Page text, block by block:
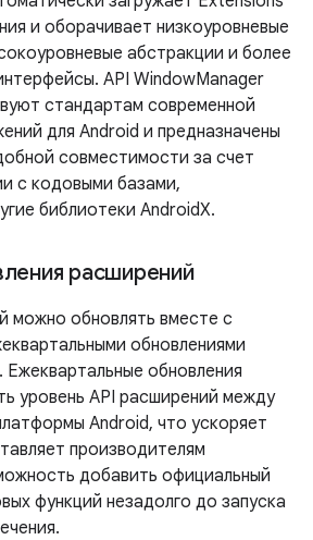
и оборачивает низкоуровневые
абстракции и более
API WindowManager
стандартам современной
для Android и предназначены
совместимости за счет
с кодовыми базами,
библиотеки AndroidX.
расширений
можно обновлять вместе с
обновлениями
обновления
уровень API расширений между
Android, что ускоряет
производителям
добавить официальный
функций незадолго до запуска